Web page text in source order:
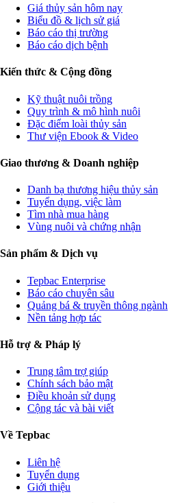
Giá thủy sản hôm nay
Biểu đồ & lịch sử giá
Báo cáo thị trường
Báo cáo dịch bệnh
Kiến thức & Cộng đồng
Kỹ thuật nuôi trồng
Quy trình & mô hình nuôi
Đặc điểm loài thủy sản
Thư viện Ebook & Video
Giao thương & Doanh nghiệp
Danh bạ thương hiệu thủy sản
Tuyển dụng, việc làm
Tìm nhà mua hàng
Vùng nuôi và chứng nhận
Sản phẩm & Dịch vụ
Tepbac Enterprise
Báo cáo chuyên sâu
Quảng bá & truyền thông ngành
Nền tảng hợp tác
Hỗ trợ & Pháp lý
Trung tâm trợ giúp
Chính sách bảo mật
Điều khoản sử dụng
Cộng tác và bài viết
Về Tepbac
Liên hệ
Tuyển dụng
Giới thiệu